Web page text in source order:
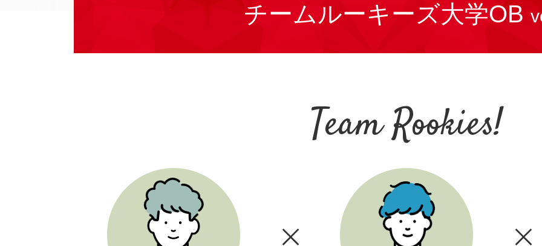
チームルーキーズ大学OB
Team Rookies!